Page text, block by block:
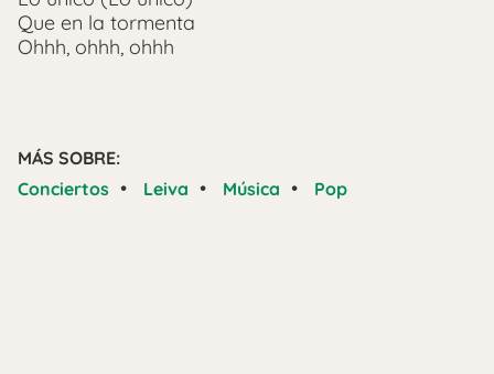
Que en la tormenta
Ohhh, ohhh, ohhh
MÁS SOBRE:
Conciertos • Leiva • Música • Pop